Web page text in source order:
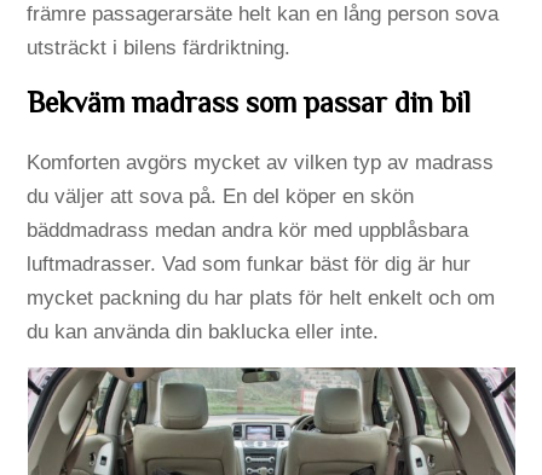
främre passagerarsäte helt kan en lång person sova
utsträckt i bilens färdriktning.
Bekväm madrass som passar din bil
Komforten avgörs mycket av vilken typ av madrass
du väljer att sova på. En del köper en skön
bäddmadrass medan andra kör med uppblåsbara
luftmadrasser. Vad som funkar bäst för dig är hur
mycket packning du har plats för helt enkelt och om
du kan använda din baklucka eller inte.